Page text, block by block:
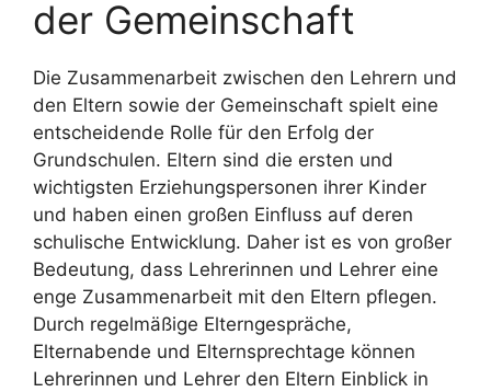
der Gemeinschaft
Die Zusammenarbeit zwischen den Lehrern und
den Eltern sowie der Gemeinschaft spielt eine
entscheidende Rolle für den Erfolg der
Grundschulen. Eltern sind die ersten und
wichtigsten Erziehungspersonen ihrer Kinder
und haben einen großen Einfluss auf deren
schulische Entwicklung. Daher ist es von großer
Bedeutung, dass Lehrerinnen und Lehrer eine
enge Zusammenarbeit mit den Eltern pflegen.
Durch regelmäßige Elterngespräche,
Elternabende und Elternsprechtage können
Lehrerinnen und Lehrer den Eltern Einblick in